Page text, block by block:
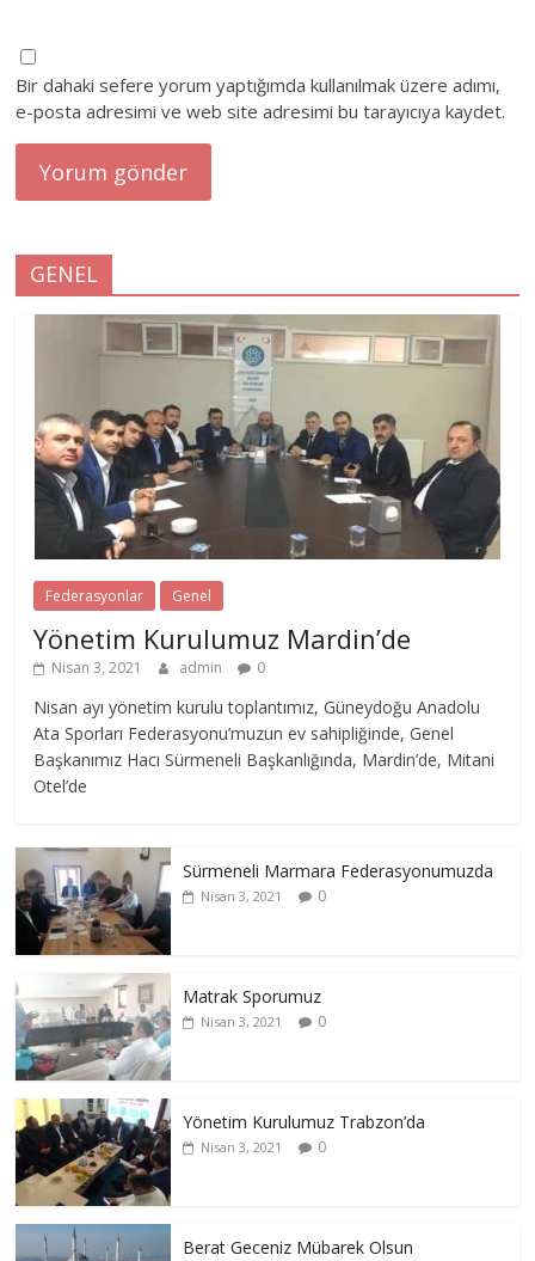
Bir dahaki sefere yorum yaptığımda kullanılmak üzere adımı,
e-posta adresimi ve web site adresimi bu tarayıcıya kaydet.
GENEL
Federasyonlar Genel
Yönetim Kurulumuz Mardin’de
Nisan 3, 2021 admin 0
Nisan ayı yönetim kurulu toplantımız, Güneydoğu Anadolu
Ata Sporları Federasyonu’muzun ev sahipliğinde, Genel
Başkanımız Hacı Sürmeneli Başkanlığında, Mardin’de, Mitani
Otel’de
Sürmeneli Marmara Federasyonumuzda
Nisan 3, 2021 0
Matrak Sporumuz
Nisan 3, 2021 0
Yönetim Kurulumuz Trabzon’da
Nisan 3, 2021 0
Berat Geceniz Mübarek Olsun